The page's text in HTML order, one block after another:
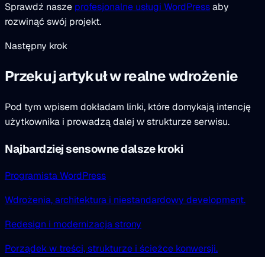
Sprawdź nasze profesjonalne usługi WordPressaby
rozwinąć swój projekt.
Następny krok
Przekuj artykuł w realne wdrożenie
Pod tym wpisem dokładam linki, które domykają intencję
użytkownika i prowadzą dalej w strukturze serwisu.
Najbardziej sensowne dalsze kroki
Programista WordPress
Wdrożenia, architektura i niestandardowy development.
Redesign i modernizacja strony
Porządek w treści, strukturze i ścieżce konwersji.